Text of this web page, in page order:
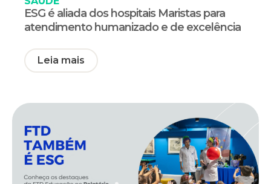
ESG é aliada dos hospitais Maristas para
atendimento humanizado e de excelência
Leia mais